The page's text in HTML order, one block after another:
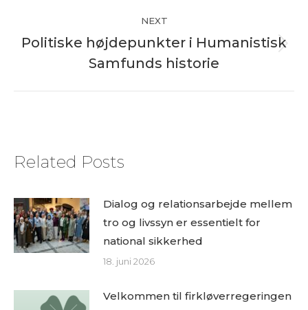
NEXT
Next
post:
Politiske højdepunkter i Humanistisk
Samfunds historie
Related Posts
Dialog og relationsarbejde mellem
tro og livssyn er essentielt for
national sikkerhed
18. juni 2026
Velkommen til firkløverregeringen